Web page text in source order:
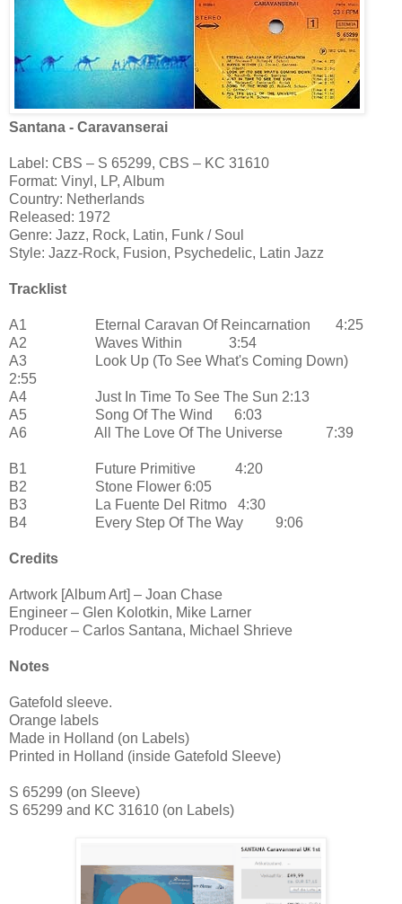
Santana - Caravanserai
Label: CBS ‎– S 65299, CBS ‎– KC 31610
Format: Vinyl, LP, Album
Country: Netherlands
Released: 1972
Genre: Jazz, Rock, Latin, Funk / Soul
Style: Jazz-Rock, Fusion, Psychedelic, Latin Jazz
Tracklist
A1 Eternal Caravan Of Reincarnation
4:25
A2
Waves Within
3:54
A3
Look Up (To See What's Coming Down)
2:55
A4
Just In Time To See The Sun 2:13
A5
Song Of The Wind
6:03
A6
All The Love Of The Universe 7:39
B1 Future Primitive
4:20
B2
Stone Flower 6:05
B3
La Fuente Del Ritmo
4:30
B4
Every Step Of The Way 9:06
Credits
Artwork [Album Art] – Joan Chase
Engineer – Glen Kolotkin, Mike Larner
Producer – Carlos Santana, Michael Shrieve
Notes
Gatefold sleeve.
Orange labels
Made in Holland (on Labels)
Printed in Holland (inside Gatefold Sleeve)
S 65299 (on Sleeve)
S 65299 and KC 31610 (on Labels)